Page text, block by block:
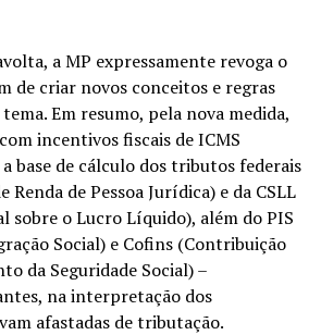
a MP expressamente revoga o
de criar novos conceitos e regras
Em resumo, pela nova medida,
incentivos fiscais de ICMS
base de cálculo dos tributos federais
Renda de Pessoa Jurídica) e da CSLL
sobre o Lucro Líquido), além do PIS
Social) e Cofins (Contribuição
da Seguridade Social) –
na interpretação dos
afastadas de tributação.